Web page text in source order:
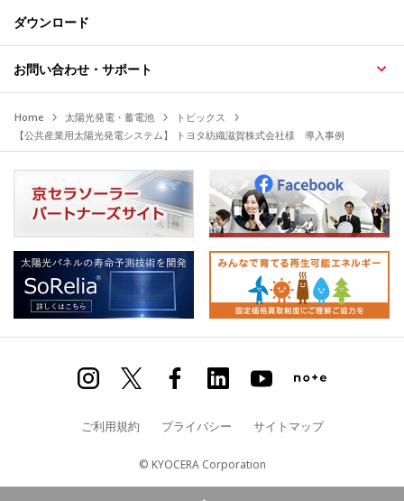
ダウンロード
お問い合わせ・サポート
Home 太陽光発電・蓄電池
トピックス
【公共産業用太陽光発電システム】 トヨタ紡織滋賀株式会社様 導入事例
ご利用規約 プライバシー サイトマップ
© KYOCERA Corporation